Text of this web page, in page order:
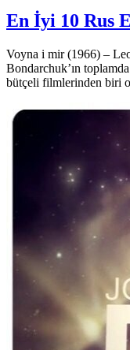
En İyi 10 Rus
Voyna i mir (1966) –
Bondarchuk’ın
bütçeli filmlerinden biri